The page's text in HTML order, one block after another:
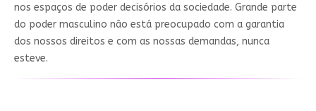
nos espaços de poder decisórios da sociedade. Grande parte
do poder masculino não está preocupado com a garantia
dos nossos direitos e com as nossas demandas, nunca
esteve.